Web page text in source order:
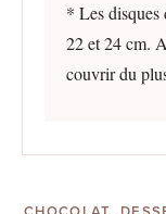
* Les disques
22 et 24 cm.
couvrir du